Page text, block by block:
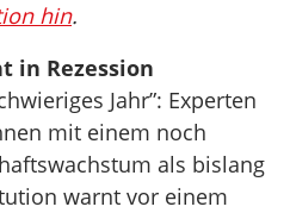
hin.
in Rezession
Jahr”: Experten
mit einem noch
als bislang
warnt vor einem